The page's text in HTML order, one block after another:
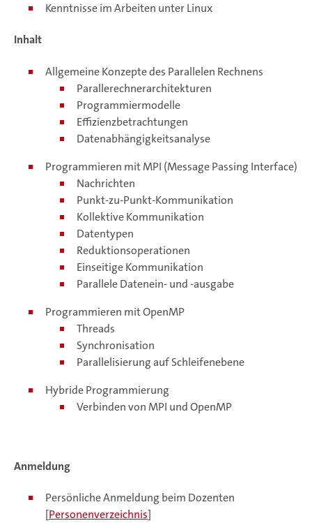
Kenntnisse im Arbeiten unter Linux
Inhalt
Allgemeine Konzepte des Parallelen Rechnens
Parallerechnerarchitekturen
Programmiermodelle
Effizienzbetrachtungen
Datenabhängigkeitsanalyse
Programmieren mit MPI (Message Passing Interface)
Nachrichten
Punkt-zu-Punkt-Kommunikation
Kollektive Kommunikation
Datentypen
Reduktionsoperationen
Einseitige Kommunikation
Parallele Datenein- und -ausgabe
Programmieren mit OpenMP
Threads
Synchronisation
Parallelisierung auf Schleifenebene
Hybride Programmierung
Verbinden von MPI und OpenMP
Anmeldung
Persönliche Anmeldung beim Dozenten
[Personenverzeichnis]